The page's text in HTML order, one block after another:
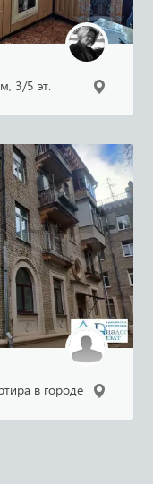
3/5 эт.
в городе